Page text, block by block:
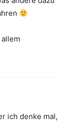
ich denke mal,